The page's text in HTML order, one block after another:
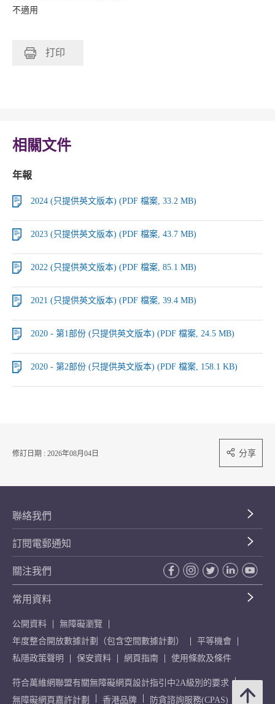
不適用
打印
相關文件
年報
2024 (只提供英文版本) (PDF 檔案, 33.2 MB)
2023 (只提供英文版本) (PDF 檔案, 43.7 MB)
2022 (只提供英文版本) (PDF 檔案, 85.1 MB)
2021 (只提供英文版本) (PDF 檔案, 39.4 MB)
2020 - 第1部份 (只提供英文版本) (PDF 檔案, 24.5 MB)
2020 - 第2部份 (只提供英文版本) (PDF 檔案, 158.1 KB)
修訂日期 : 2026年08月04日 分享
聯絡我們
訂閱電郵通知
關注我們
常用資料
公開資料
無障礙瀏覽
年度整合開放數據計劃（包含空間數據計劃）
平等機會
私隱政策聲明
保安資料 網頁指南 使用條款及條件
符合萬維網聯盟有關無障礙網頁設計指引中2A級別的要求
無障礙網頁嘉許計劃
香港品牌 防貪諮詢服務(CPAS)